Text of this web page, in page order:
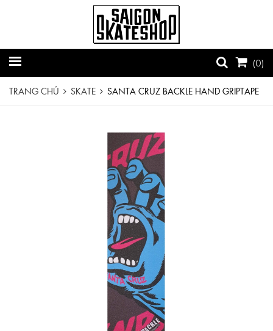
(0)
TRANG CHỦ SKATE SANTA CRUZ BACKLE HAND GRIPTAPE